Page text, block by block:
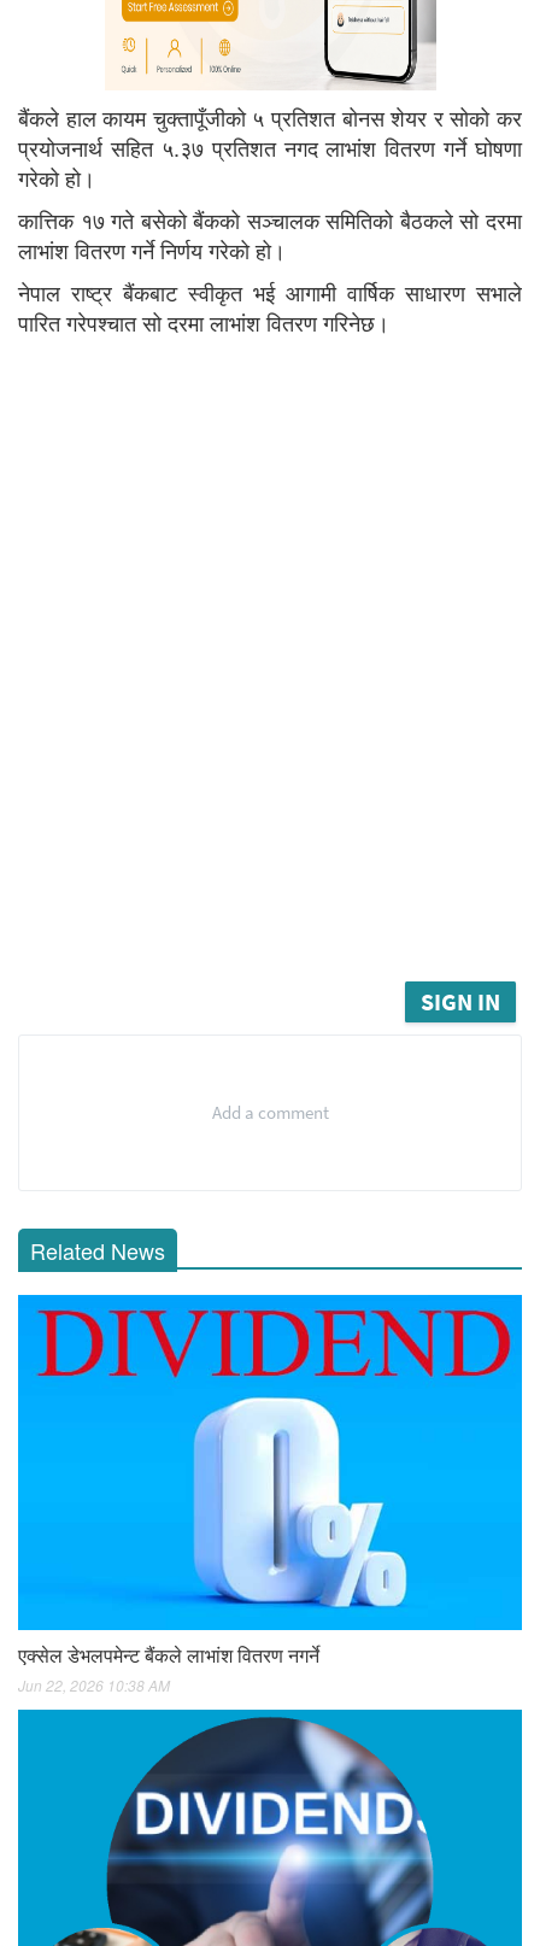
बैंकले हाल कायम चुक्तापूँजीको ५ प्रतिशत बोनस शेयर र सोको कर
प्रयोजनार्थ सहित ५.३७ प्रतिशत नगद लाभांश वितरण गर्ने घोषणा
गरेको हो।
कात्तिक १७ गते बसेको बैंकको सञ्चालक समितिको बैठकले सो दरमा
लाभांश वितरण गर्ने निर्णय गरेको हो।
नेपाल राष्ट्र बैंकबाट स्वीकृत भई आगामी वार्षिक साधारण सभाले
पारित गरेपश्चात सो दरमा लाभांश वितरण गरिनेछ।
SIGN IN
Add a comment
Related News
एक्सेल डेभलपमेन्ट बैंकले लाभांश वितरण नगर्ने
Jun 22, 2026 10:38 AM